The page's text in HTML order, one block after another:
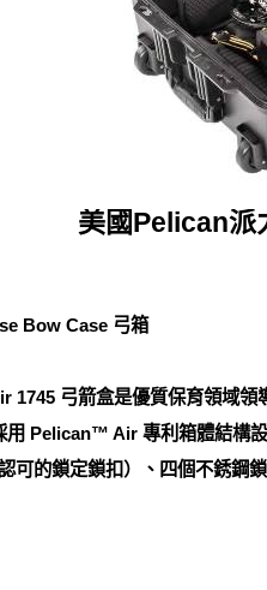
美國Pelican派
Bow Case 弓箱
1745 弓箭盒是優質保育領域領
用 Pelican™ Air 專利箱體結構
認可的鎖定鎖扣）、四個不銹